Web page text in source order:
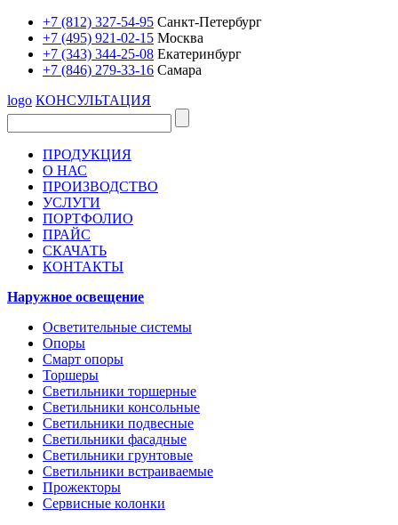
+7 (812) 327-54-95 Санкт-Петербург
+7 (495) 921-02-15 Москва
+7 (343) 344-25-08 Екатеринбург
+7 (846) 279-33-16 Самара
logo КОНСУЛЬТАЦИЯ
ПРОДУКЦИЯ
О НАС
ПРОИЗВОДСТВО
УСЛУГИ
ПОРТФОЛИО
ПРАЙС
СКАЧАТЬ
КОНТАКТЫ
Наружное освещение
Осветительные системы
Опоры
Смарт опоры
Торшеры
Светильники торшерные
Светильники консольные
Светильники подвесные
Светильники фасадные
Светильники грунтовые
Светильники встраиваемые
Прожекторы
Сервисные колонки